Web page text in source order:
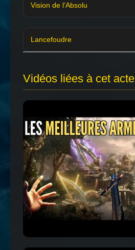
Vision de l'Absolu
Lancefoudre
Vidéos liées à cet acte